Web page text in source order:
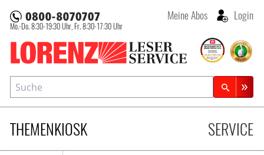
Lorenz Leserservice
Mo.-Do. 8:30-19:30 Uhr, Fr. 8:30-17:30 Uhr
Meine Abos Login
THEMENKIOSK
SERVICE
Suche
Zeitschriftensuche